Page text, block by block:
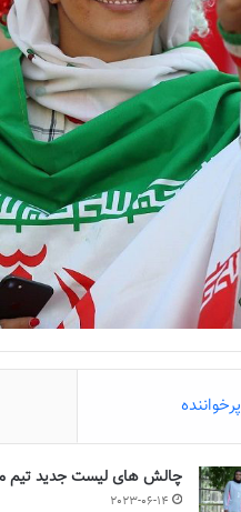
پرخواننده
چالش هاى ليست جدید تيم
2023-06-14